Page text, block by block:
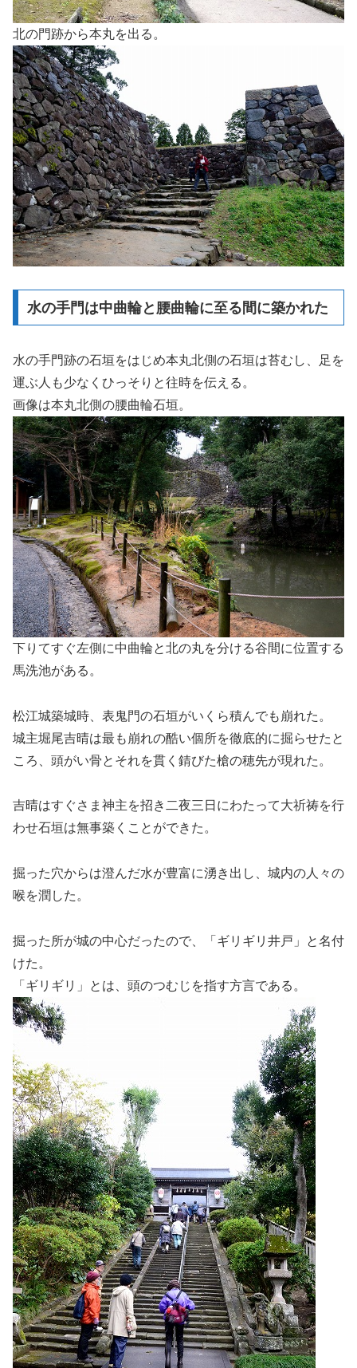
北の門跡から本丸を出る。
水の手門は中曲輪と腰曲輪に至る間に築かれた
水の手門跡の石垣をはじめ本丸北側の石垣は苔むし、足を
運ぶ人も少なくひっそりと往時を伝える。
画像は本丸北側の腰曲輪石垣。
下りてすぐ左側に中曲輪と北の丸を分ける谷間に位置する
馬洗池がある。
松江城築城時、表鬼門の石垣がいくら積んでも崩れた。
城主堀尾吉晴は最も崩れの酷い個所を徹底的に掘らせたと
ころ、頭がい骨とそれを貫く錆びた槍の穂先が現れた。
吉晴はすぐさま神主を招き二夜三日にわたって大祈祷を行
わせ石垣は無事築くことができた。
掘った穴からは澄んだ水が豊富に湧き出し、城内の人々の
喉を潤した。
掘った所が城の中心だったので、「ギリギリ井戸」と名付
けた。
「ギリギリ」とは、頭のつむじを指す方言である。